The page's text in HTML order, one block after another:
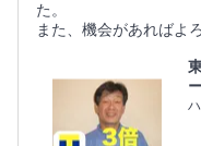
た。
また、機会があればよ